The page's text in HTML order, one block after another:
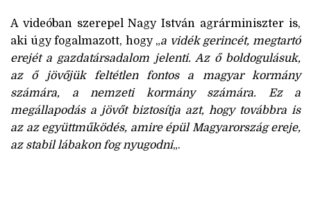
A videóban szerepel Nagy István agrárminiszter is,
aki úgy fogalmazott, hogy „a vidék gerincét, megtartó
erejét a gazdatársadalom jelenti. Az ő boldogulásuk,
az ő jövőjük feltétlen fontos a magyar kormány
számára, a nemzeti kormány számára. Ez a
megállapodás a jövőt biztosítja azt, hogy továbbra is
az az együttműködés, amire épül Magyarország ereje,
az stabil lábakon fog nyugodni„.